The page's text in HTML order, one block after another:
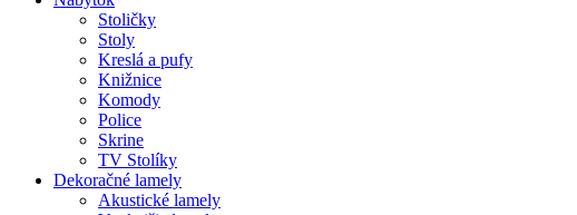
Stoličky
Stoly
Kreslá a pufy
Knižnice
Komody
Police
Skrine
TV Stolíky
Dekoračné lamely
Akustické lamely